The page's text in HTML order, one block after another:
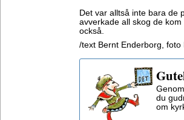
Det var alltså inte bara de
avverkade all skog de
också.
/text Bernt Enderborg, foto
du
om